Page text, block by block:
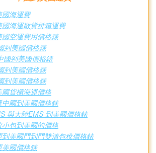
國海運費
國海運散貨拼箱運費
國空運費用價格錶
到美國價格錶
國到美國價格錶
到美國價格錶
到美國價格錶
國貨櫃海運價格
中國到美國價格錶
與大陸EMS 到美國價格錶
小包到美國的價格
到美國門到門雙清包稅價格錶
美國價格錶